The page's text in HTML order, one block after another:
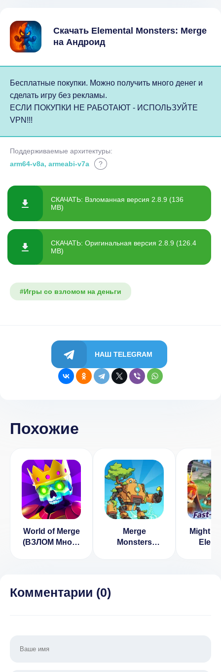
Скачать Elemental Monsters: Merge
на Андроид
Бесплатные покупки. Можно получить много денег и
сделать игру без рекламы.
ЕСЛИ ПОКУПКИ НЕ РАБОТАЮТ - ИСПОЛЬЗУЙТЕ
VPN!!!
Поддерживаемые архитектуры:
arm64-v8a, armeabi-v7a
?
СКАЧАТЬ: Взломанная версия 2.8.9 (136
MB)
СКАЧАТЬ: Оригинальная версия 2.8.9 (126.4
MB)
#Игры со взломом на деньги
НАШ TELEGRAM
Похожие
World of Merge
(ВЗЛОМ Много
Merge
Monsters
Might &
Комментарии (0)